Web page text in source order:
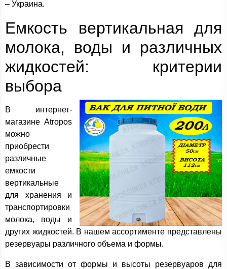
– Украина.
Емкость вертикальная для
молока, воды и различных
жидкостей: критерии
выбора
В интернет-
магазине Atropos
можно
приобрести
различные
емкости
вертикальные
для хранения и
транспортировки
молока, воды и
других жидкостей. В нашем ассортименте представлены
резервуары различного объема и формы.
В зависимости от формы и высоты резервуаров для